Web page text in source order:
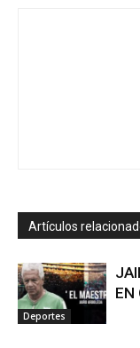
Artículos
Deportes
EN